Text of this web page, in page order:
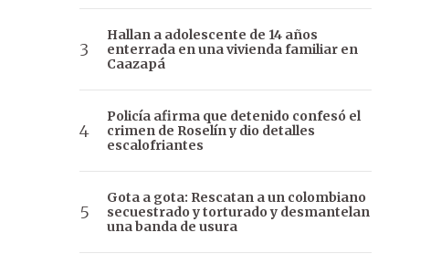
Hallan a adolescente de 14 años
enterrada en una vivienda familiar en
Caazapá
Policía afirma que detenido confesó el
crimen de Roselín y dio detalles
escalofriantes
Gota a gota: Rescatan a un colombiano
secuestrado y torturado y desmantelan
una banda de usura